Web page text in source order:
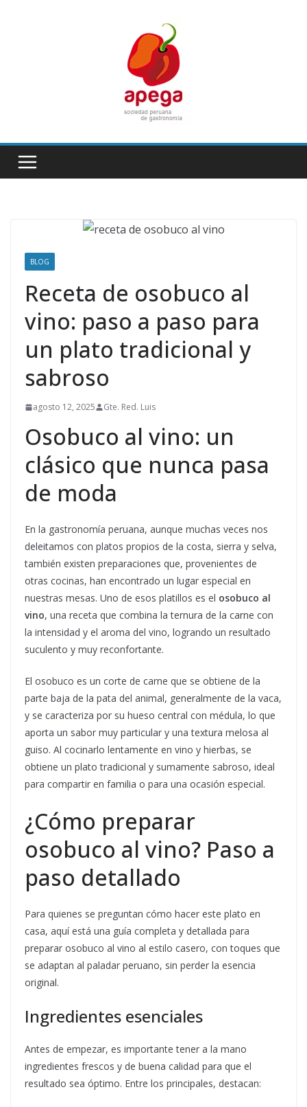
BLOG
Receta de osobuco al
vino: paso a paso para
un plato tradicional y
sabroso
agosto 12, 2025 Gte. Red. Luis
Osobuco al vino: un
clásico que nunca pasa
de moda
En la gastronomía peruana, aunque muchas veces nos
deleitamos con platos propios de la costa, sierra y selva,
también existen preparaciones que, provenientes de
otras cocinas, han encontrado un lugar especial en
nuestras mesas. Uno de esos platillos es el osobuco al
vino, una receta que combina la ternura de la carne con
la intensidad y el aroma del vino, logrando un resultado
suculento y muy reconfortante.
El osobuco es un corte de carne que se obtiene de la
parte baja de la pata del animal, generalmente de la vaca,
y se caracteriza por su hueso central con médula, lo que
aporta un sabor muy particular y una textura melosa al
guiso. Al cocinarlo lentamente en vino y hierbas, se
obtiene un plato tradicional y sumamente sabroso, ideal
para compartir en familia o para una ocasión especial.
¿Cómo preparar
osobuco al vino? Paso a
paso detallado
Para quienes se preguntan cómo hacer este plato en
casa, aquí está una guía completa y detallada para
preparar osobuco al vino al estilo casero, con toques que
se adaptan al paladar peruano, sin perder la esencia
original.
Ingredientes esenciales
Antes de empezar, es importante tener a la mano
ingredientes frescos y de buena calidad para que el
resultado sea óptimo. Entre los principales, destacan: